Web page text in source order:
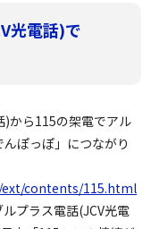
光電話)で
)から115の架電でアル
ぽっぽ」につながり
contents/115.html
プラス電話(JCV光電